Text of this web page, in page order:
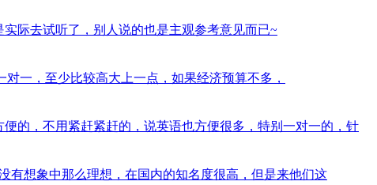
际去试听了，别人说的也是主观参考意见而已~
对一，至少比较高大上一点，如果经济预算不多，
便的，不用紧赶紧赶的，说英语也方便很多，特别一对一的，针
有想象中那么理想，在国内的知名度很高，但是来他们这